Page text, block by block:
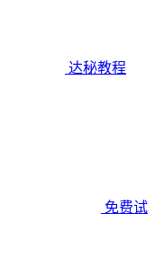
达秘教程
免费试